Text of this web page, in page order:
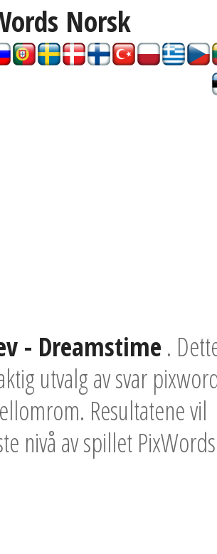
Norsk
- Dreamstime .
utvalg av svar
Resultatene vil
nivå av spillet